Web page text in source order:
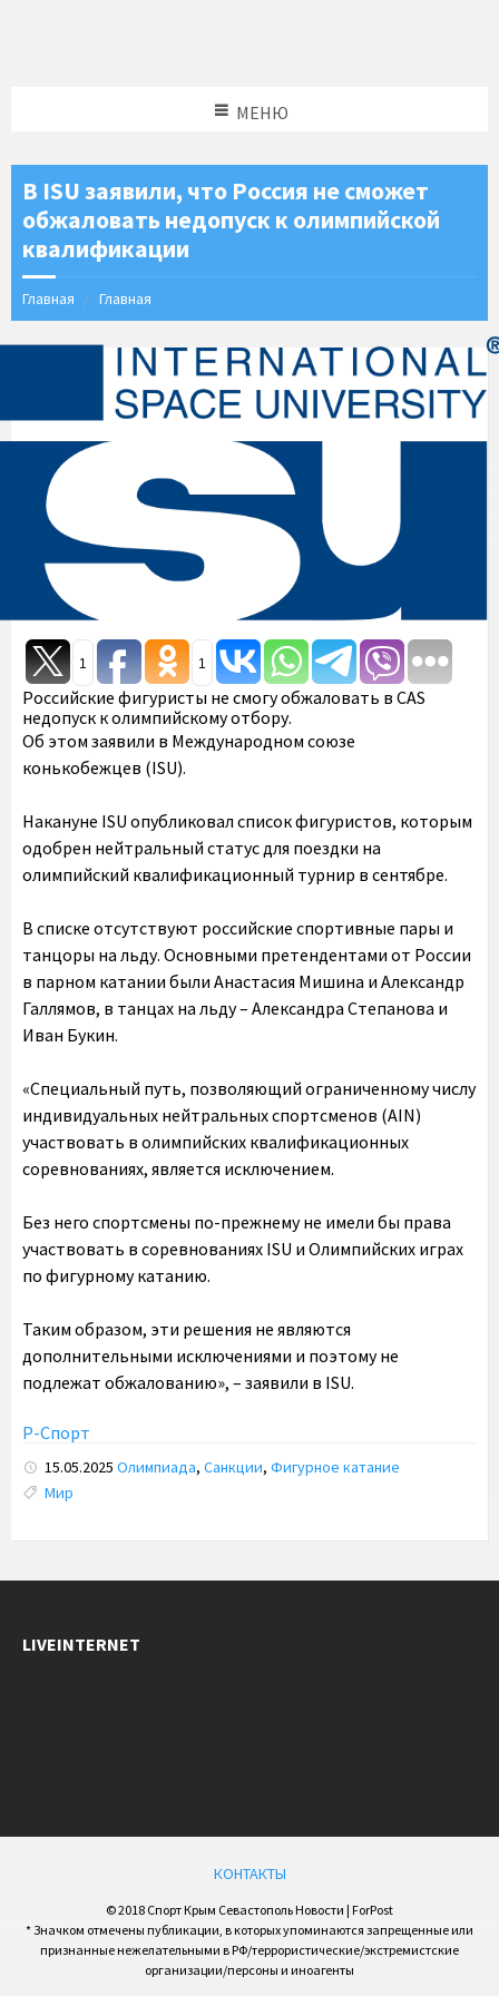
МЕНЮ
В ISU заявили, что Россия не сможет
обжаловать недопуск к олимпийской
квалификации
Главная Главная
1 1
Российские фигуристы не смогу обжаловать в CAS
недопуск к олимпийскому отбору.
Об этом заявили в Международном союзе
конькобежцев (ISU).
Накануне ISU опубликовал список фигуристов, которым
одобрен нейтральный статус для поездки на
олимпийский квалификационный турнир в сентябре.
В списке отсутствуют российские спортивные пары и
танцоры на льду. Основными претендентами от России
в парном катании были Анастасия Мишина и Александр
Галлямов, в танцах на льду – Александра Степанова и
Иван Букин.
«Специальный путь, позволяющий ограниченному числу
индивидуальных нейтральных спортсменов (AIN)
участвовать в олимпийских квалификационных
соревнованиях, является исключением.
Без него спортсмены по-прежнему не имели бы права
участвовать в соревнованиях ISU и Олимпийских играх
по фигурному катанию.
Таким образом, эти решения не являются
дополнительными исключениями и поэтому не
подлежат обжалованию», – заявили в ISU.
Р-Спорт
15.05.2025 Олимпиада, Санкции, Фигурное катание
Tags:
Мир
LIVEINTERNET
КОНТАКТЫ
© 2018 Спорт Крым Севастополь Новости | ForPost
* Значком отмечены публикации, в которых упоминаются запрещенные или
признанные нежелательными в РФ/террористические/экстремистские
организации/персоны и иноагенты